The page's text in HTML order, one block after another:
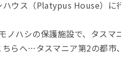
ウス（Platypus House）に
ハシの保護施設で、タスマ
らへ…タスマニア第2の都市